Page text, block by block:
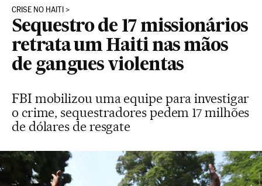
CRISE NO HAITI
Sequestro de 17 missionários
retrata um Haiti nas mãos
de gangues violentas
FBI mobilizou uma equipe para investigar
o crime, sequestradores pedem 17 milhões
de dólares de resgate